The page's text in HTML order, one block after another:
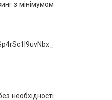
з мінімумом
необхідності